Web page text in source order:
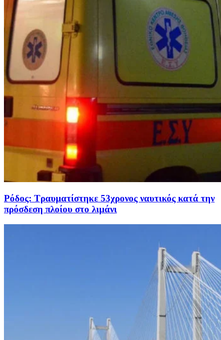
Ρόδος: Τραυματίστηκε 53χρονος ναυτικός κατά την
πρόσδεση πλοίου στο λιμάνι